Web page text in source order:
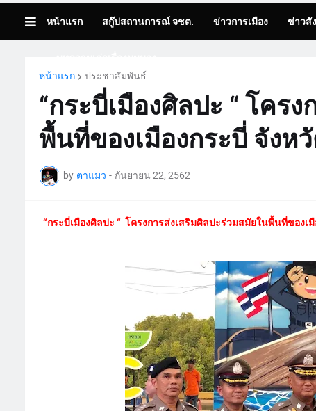
หน้าแรก สกู๊ปสถานการณ์ จชต. ข่าวการเมือง ข่าวสั
หน้าแรก
ประชาสัมพันธ์
“กระบี่เมืองศิลปะ “ โคร
พื้นที่ของเมืองกระบี่ จังห
by ตาแมว - กันยายน 22, 2562
“กระบี่เมืองศิลปะ “ โครงการส่งเสริมศิลปะร่วมสมัยในพื้นที่ของเ